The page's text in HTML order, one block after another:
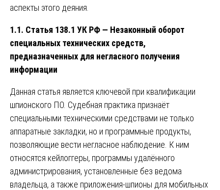
аспекты этого деяния.
1.1. Статья 138.1 УК РФ — Незаконный оборот
специальных технических средств,
предназначенных для негласного получения
информации
Данная статья является ключевой при квалификации
шпионского ПО. Судебная практика признаёт
специальными техническими средствами не только
аппаратные закладки, но и программные продукты,
позволяющие вести негласное наблюдение. К ним
относятся кейлоггеры, программы удалённого
администрирования, установленные без ведома
владельца, а также приложения-шпионы для мобильных